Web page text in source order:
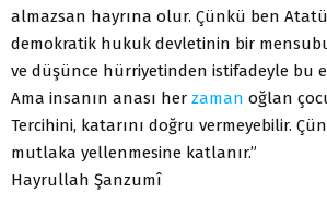
almazsan hayrına olur. Çünkü ben
demokratik hukuk devletinin bir
ve düşünce hürriyetinden istifadeyle bu
Ama insanın anası her zaman oğlan
Tercihini, katarını doğru vermeyebilir.
mutlaka yellenmesine katlanır.”
Hayrullah Şanzumî